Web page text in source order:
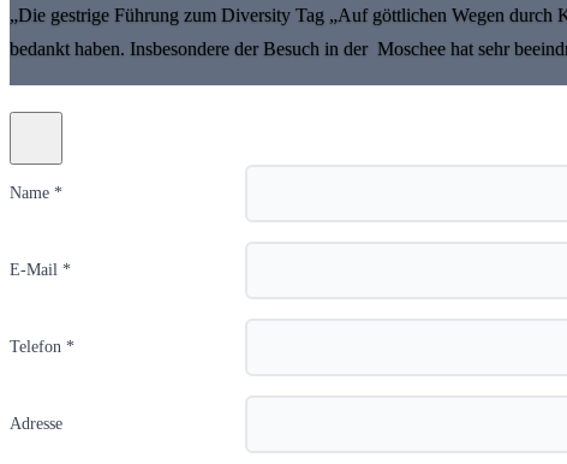
„Die gestrige Führung zum Diversity Tag „Auf göttlichen Wegen durch
bedankt haben. Insbesondere der Besuch in der Moschee hat sehr
Name *
E-Mail *
Telefon *
Adresse